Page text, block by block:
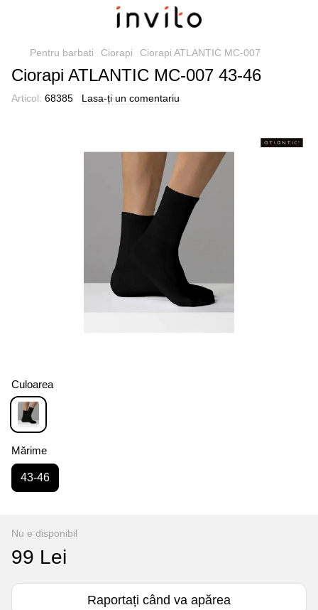
Pentru barbati Ciorapi Ciorapi ATLANTIC MC-007
Ciorapi ATLANTIC MC-007 43-46
Articol: 68385 Lasa-ți un comentariu
Culoarea
Mărime
43-46
Nu e disponibil
99 Lei
Raportați când va apărea